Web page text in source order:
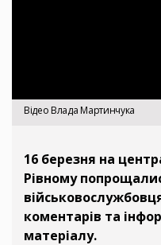
Відео Влада Мартинчука
16 березня на
Рівному
коментарів та
матеріалу.